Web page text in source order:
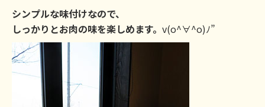
シンプルな味付けなので、
しっかりとお肉の味を楽しめます。 v(o^∀^o)ﾉ”